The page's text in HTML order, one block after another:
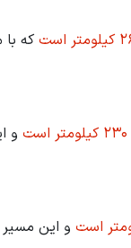
که با ماشین ۴
و
و این مسیر حدود ۴۰ دقیقه با